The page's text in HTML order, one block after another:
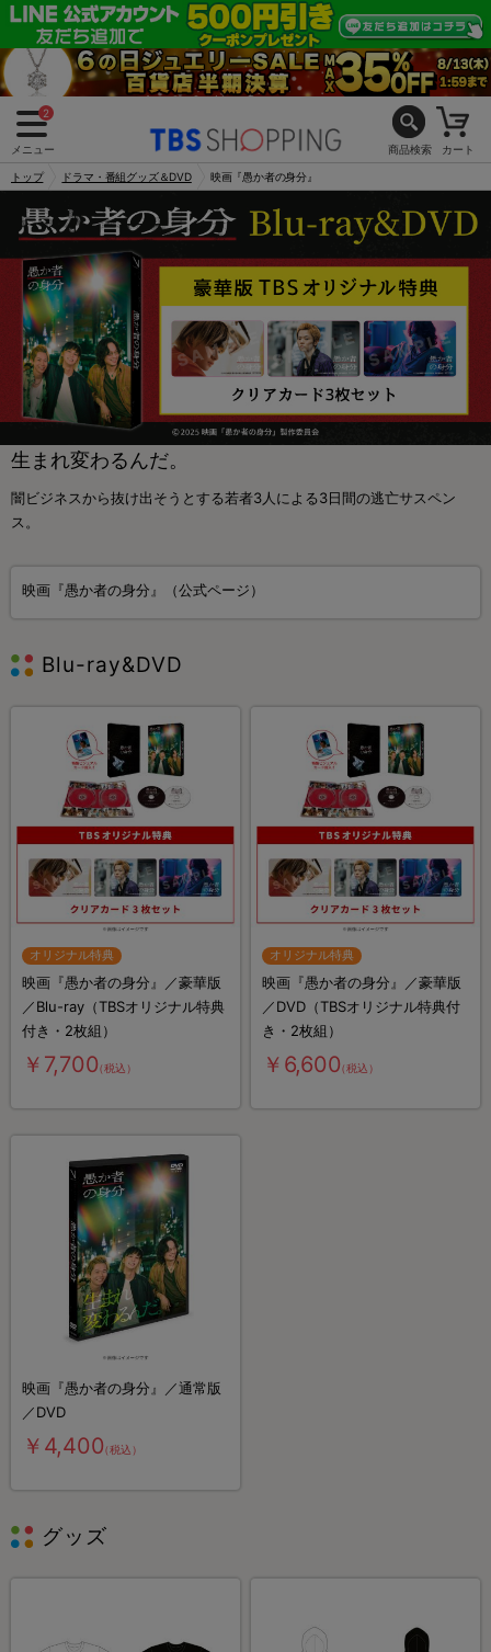
2
メニュー 商品検索 カート
トップ ドラマ・番組グッズ＆DVD 映画『愚か者の身分』
生まれ変わるんだ。
闇ビジネスから抜け出そうとする若者3人による3日間の逃亡サスペン
ス。
映画『愚か者の身分』（公式ページ）
Blu-ray&DVD
オリジナル特典
映画『愚か者の身分』／豪華版
／Blu-ray（TBSオリジナル特典
付き・2枚組）
￥7,700（税込）
オリジナル特典
映画『愚か者の身分』／豪華版
／DVD（TBSオリジナル特典付
き・2枚組）
￥6,600（税込）
映画『愚か者の身分』／通常版
／DVD
￥4,400（税込）
グッズ